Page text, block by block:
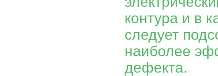
контура и в
следует
наиболее
дефекта.